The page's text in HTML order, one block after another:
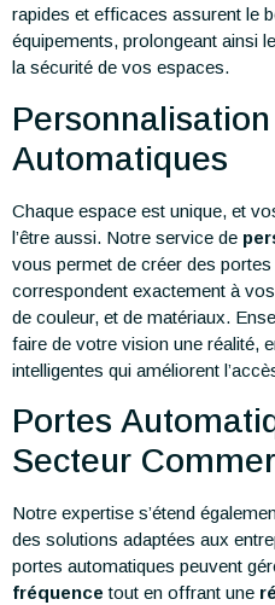
rapides et efficaces assurent le
équipements, prolongeant ainsi
la sécurité de vos espaces.
Automatiques
Chaque espace est unique, et
l’être aussi. Notre service de
vous permet de créer des
correspondent exactement à
de couleur, et de matériaux.
faire de votre vision une réalité,
intelligentes qui améliorent
Portes
Secteur
Notre expertise s’étend
des solutions adaptées aux
portes automatiques peuvent
fréquence tout en offrant une